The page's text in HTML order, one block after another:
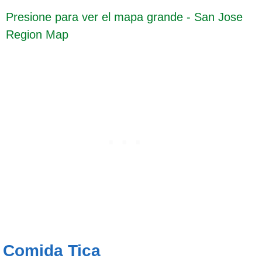
Presione para ver el mapa grande - San Jose
Region Map
Comida Tica